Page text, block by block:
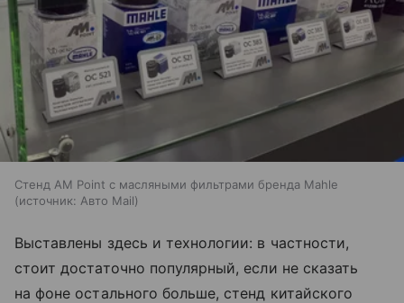
Стенд AM Point с масляными фильтрами бренда Mahle
источник: Авто Mail
Выставлены здесь и технологии: в частности,
стоит достаточно популярный, если не сказать
на фоне остального больше, стенд китайского